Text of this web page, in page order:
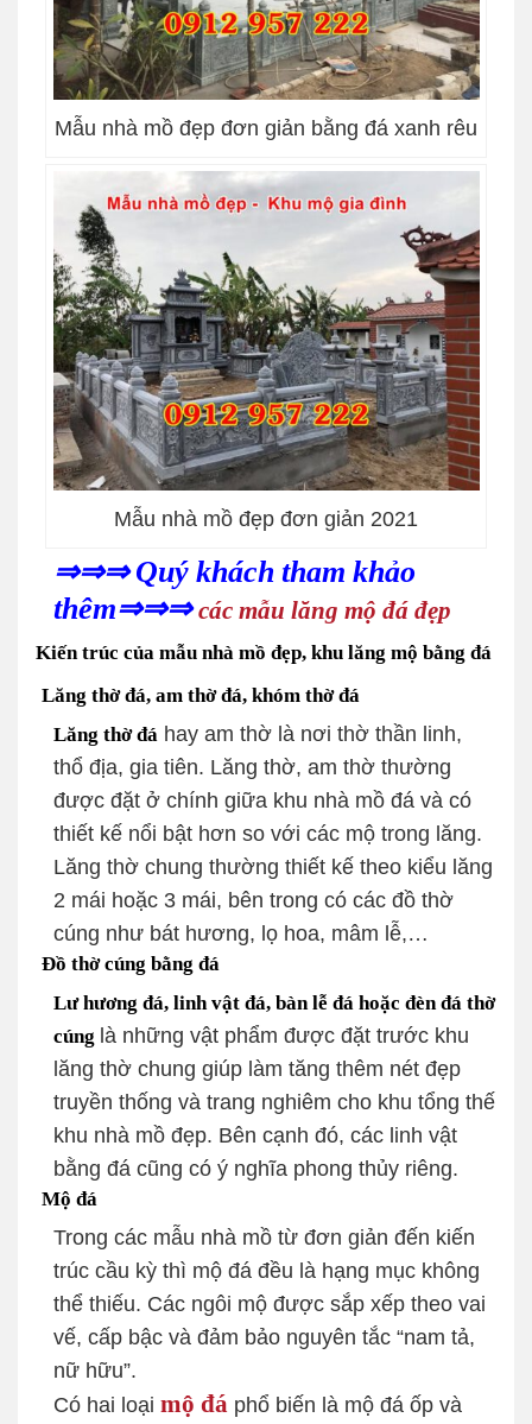
Mẫu nhà mồ đẹp đơn giản bằng đá xanh rêu
Mẫu nhà mồ đẹp đơn giản 2021
⇒⇒⇒ Quý khách tham khảo
thêm⇒⇒⇒ các mẫu lăng mộ đá đẹp
Kiến trúc của mẫu nhà mồ đẹp, khu lăng mộ bằng đá
Lăng thờ đá, am thờ đá, khóm thờ đá
Lăng thờ đá hay am thờ là nơi thờ thần linh,
thổ địa, gia tiên. Lăng thờ, am thờ thường
được đặt ở chính giữa khu nhà mồ đá và có
thiết kế nổi bật hơn so với các mộ trong lăng.
Lăng thờ chung thường thiết kế theo kiểu lăng
2 mái hoặc 3 mái, bên trong có các đồ thờ
cúng như bát hương, lọ hoa, mâm lễ,…
Đồ thờ cúng bằng đá
Lư hương đá, linh vật đá, bàn lễ đá hoặc đèn đá thờ
cúng là những vật phẩm được đặt trước khu
lăng thờ chung giúp làm tăng thêm nét đẹp
truyền thống và trang nghiêm cho khu tổng thế
khu nhà mồ đẹp. Bên cạnh đó, các linh vật
bằng đá cũng có ý nghĩa phong thủy riêng.
Mộ đá
Trong các mẫu nhà mồ từ đơn giản đến kiến
trúc cầu kỳ thì mộ đá đều là hạng mục không
thể thiếu. Các ngôi mộ được sắp xếp theo vai
vế, cấp bậc và đảm bảo nguyên tắc “nam tả,
nữ hữu”.
Có hai loại mộ đá phổ biến là mộ đá ốp và